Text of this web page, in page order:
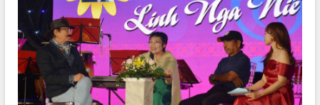
để phát triển du lịch Đắk Lắk
Khởi động Dự án Đầu tư xây dựng hạ
tầng kỹ thuật Cụm công nghiệp Tân
Tiến
Gặp mặt các cơ quan báo chí nhân Kỷ
niệm 101 năm Ngày Báo chí Cách
mạng Việt Nam